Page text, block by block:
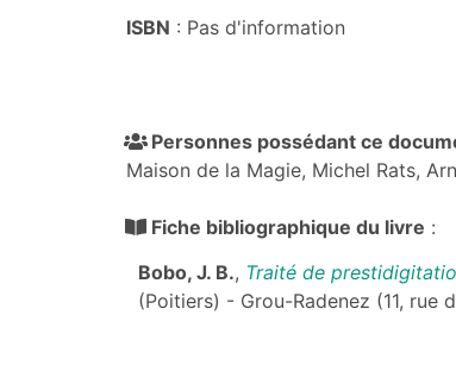
ISBN : Pas d'information
Personnes possédant ce
Maison de la Magie, Michel Rats,
Fiche bibliographique du livre :
Bobo, J. B., Traité de
(Poitiers) - Grou-Radenez (11, rue